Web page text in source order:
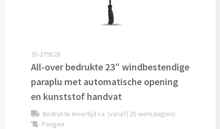
Kauwgom bedrukken
Alle snoep artikelen
Koeken & Chips
35-279528
All-over bedrukte 23″ windbestendige
paraplu met automatische opening
en kunststof handvat
Bedrukte levertijd ca. (vanaf) 25 werkdag(en)
Pongee